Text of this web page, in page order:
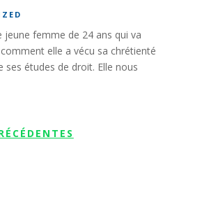
jeune femme de 24 ans qui va
elle a vécu sa chrétienté
ses études de droit. Elle nous